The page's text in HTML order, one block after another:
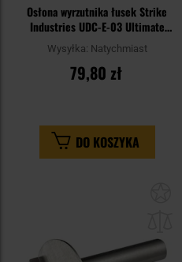
Osłona wyrzutnika łusek Strike
Industries UDC-E-03 Ultimate
Dust Cover Enhanced do
karabinków AR-15 – Flat Dark
Earth
Wysyłka: Natychmiast
79,80 zł
DO KOSZYKA